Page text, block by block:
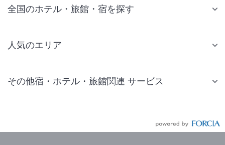
全国のホテル・旅館・宿を探す
人気のエリア
仙台 ホテル
その他宿・ホテル・旅館関連 サービス